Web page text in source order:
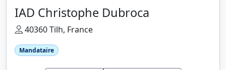
IAD Christophe Dubroca
40360 Tilh, France
Mandataire